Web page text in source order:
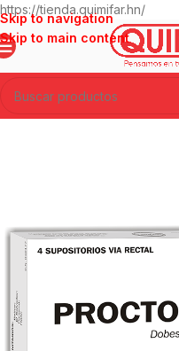
https://tienda.quimifar.hn/
Skip to navigation
Skip to main content